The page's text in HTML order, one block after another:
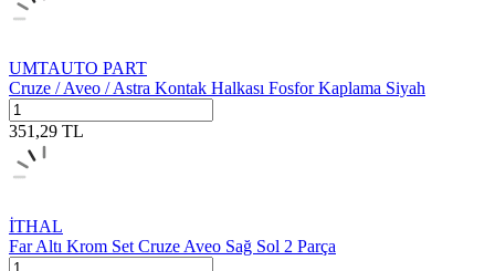
UMTAUTO PART
Cruze / Aveo / Astra Kontak Halkası Fosfor Kaplama Siyah
351,29 TL
İTHAL
Far Altı Krom Set Cruze Aveo Sağ Sol 2 Parça